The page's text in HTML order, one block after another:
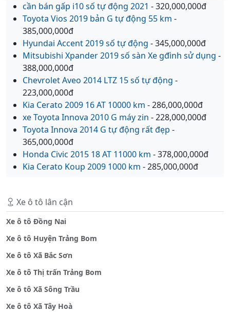
cần bán gấp i10 số tự động 2021 - 320,000,000đ
Toyota Vios 2019 bản G tự động 55 km -
385,000,000đ
Hyundai Accent 2019 số tự động - 345,000,000đ
Mitsubishi Xpander 2019 số sàn Xe gđình sử dụng -
388,000,000đ
Chevrolet Aveo 2014 LTZ 15 số tự động -
223,000,000đ
Kia Cerato 2009 16 AT 10000 km - 286,000,000đ
xe Toyota Innova 2010 G máy zin - 228,000,000đ
Toyota Innova 2014 G tự động rất đẹp -
365,000,000đ
Honda Civic 2015 18 AT 11000 km - 378,000,000đ
Kia Cerato Koup 2009 1000 km - 285,000,000đ
Xe ô tô lân cận
Xe ô tô Đồng Nai
Xe ô tô Huyện Trảng Bom
Xe ô tô Xã Bắc Sơn
Xe ô tô Thị trấn Trảng Bom
Xe ô tô Xã Sông Trầu
Xe ô tô Xã Tây Hoà